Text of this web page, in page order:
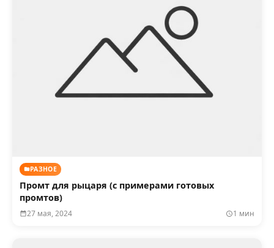
РАЗНОЕ
Промт для рыцаря (с примерами готовых
промтов)
27 мая, 2024 1 мин